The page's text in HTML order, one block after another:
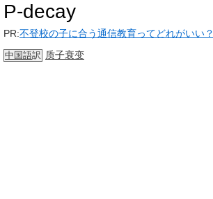
P-decay
PR:不登校の子に合う通信教育ってどれがいい？
中国語訳 质子衰变